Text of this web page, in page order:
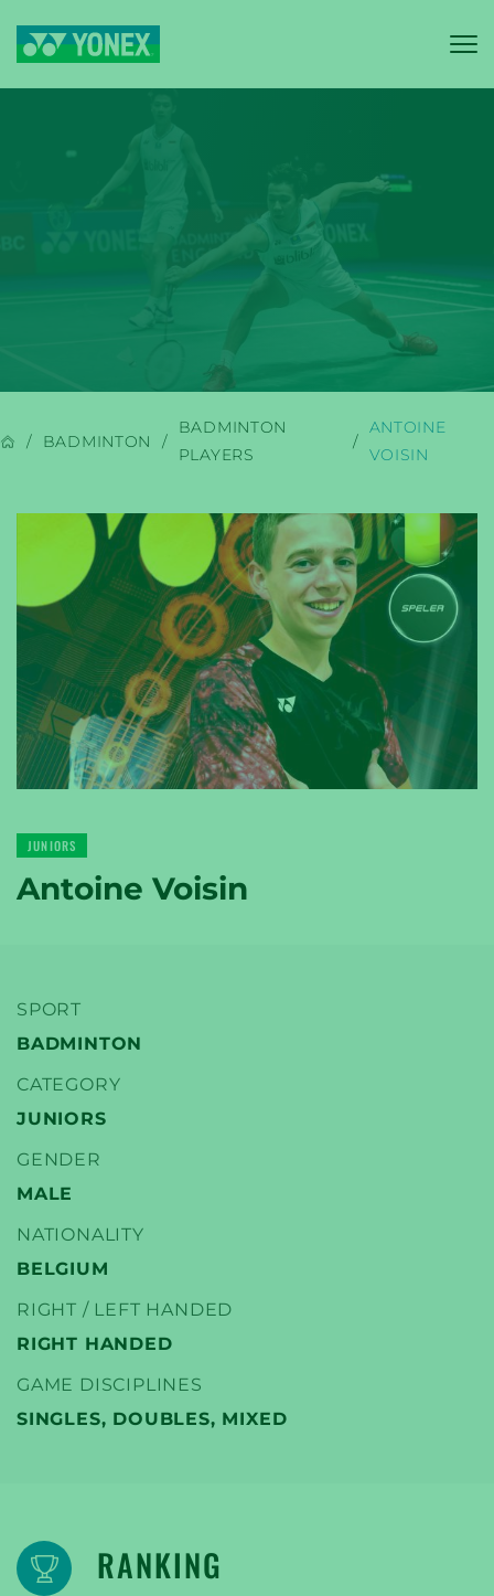
BADMINTON
YONEX
TENNIS
GOLF
YONEX
BADMINTON PLAYERS
BADMINTON
BADMINTON
PLAYERS
ANTOINE
VOISIN
JUNIORS
Antoine Voisin
SPORT
BADMINTON
CATEGORY
JUNIORS
GENDER
MALE
NATIONALITY
BELGIUM
RIGHT / LEFT HANDED
RIGHT HANDED
GAME DISCIPLINES
SINGLES, DOUBLES, MIXED
RANKING